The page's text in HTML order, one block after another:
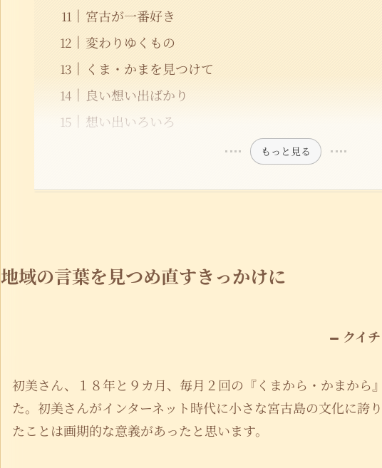
宮古が一番好き
変わりゆくもの
くま・かまを見つけて
良い想い出ばかり
想い出いろいろ
もっと見る
地域の言葉を見つめ直すきっかけに
クイ
初美さん、１８年と９カ月、毎月２回の『くまから・かまから
た。初美さんがインターネット時代に小さな宮古島の文化に誇
たことは画期的な意義があったと思います。